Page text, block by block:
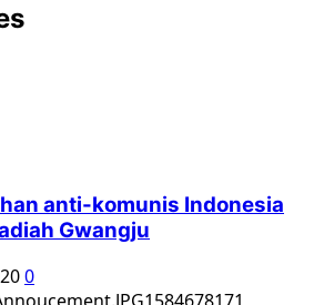
anti-komunis Indonesia
Gwangju
0